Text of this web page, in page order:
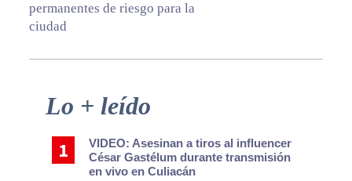
permanentes de riesgo para la
ciudad
Primary
Lo + leído
VIDEO: Asesinan a tiros al influencer
César Gastélum durante transmisión
en vivo en Culiacán